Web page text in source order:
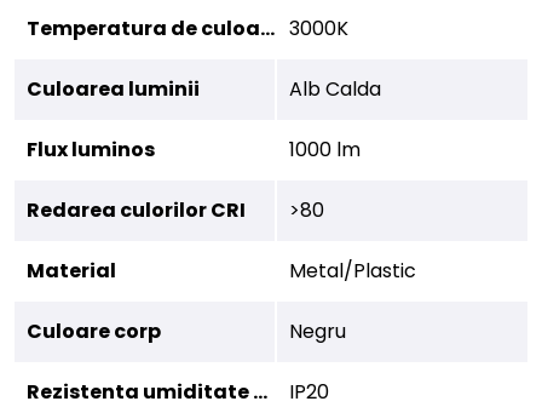
Temperatura de culoare 3000K
Culoarea luminii Alb Calda
Flux luminos 1000 lm
Redarea culorilor CRI >80
Material Metal/Plastic
Culoare corp Negru
Rezistenta umiditate (IP) IP20